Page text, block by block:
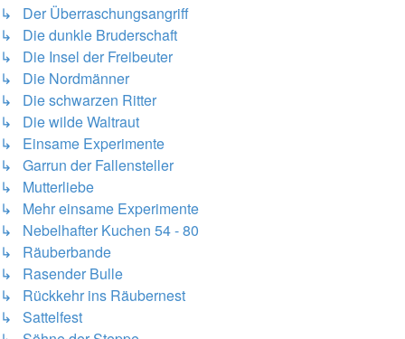
↳ Der Überraschungsangriff
↳ Die dunkle Bruderschaft
↳ Die Insel der Freibeuter
↳ Die Nordmänner
↳ Die schwarzen Ritter
↳ Die wilde Waltraut
↳ Einsame Experimente
↳ Garrun der Fallensteller
↳ Mutterliebe
↳ Mehr einsame Experimente
↳ Nebelhafter Kuchen 54 - 80
↳ Räuberbande
↳ Rasender Bulle
↳ Rückkehr ins Räubernest
↳ Sattelfest